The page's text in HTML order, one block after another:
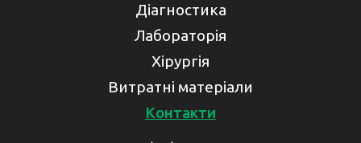
Діагностика
Лабораторія
Хірургія
Витратні матеріали
Контакти